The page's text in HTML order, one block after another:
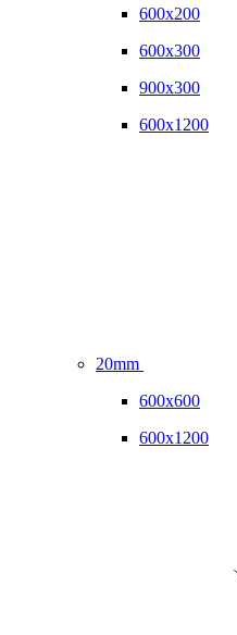
600x200
600x300
900x300
600x1200
20mm
600x600
600x1200